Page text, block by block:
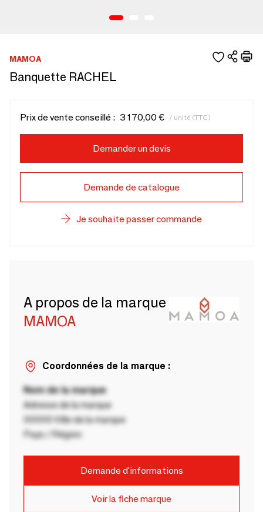
MAMOA
Banquette RACHEL
Prix de vente conseillé : 3 170,00 € / unité (TTC)
Demander un devis
Demande de catalogue
Je souhaite passer commande
A propos de la marque
MAMOA
Coordonnées de la marque :
Nom de la marque
Adresse de la marque
00000 Ville de la marque
Pays / Région
Demande d'informations
Voir la fiche marque